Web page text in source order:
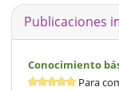
Publicaciones
Conocimiento
Para